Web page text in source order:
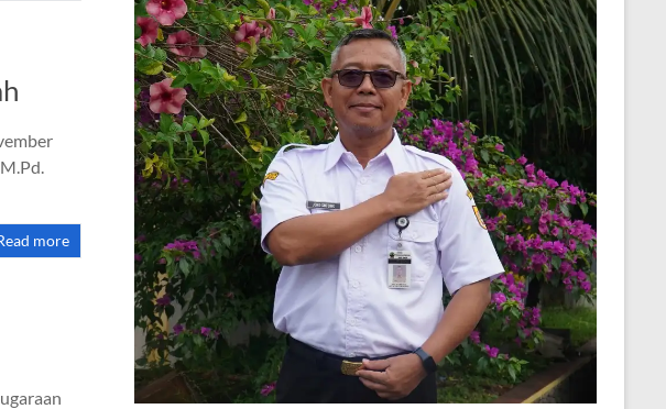
more